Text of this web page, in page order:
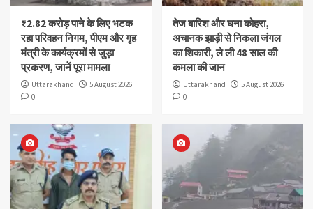
₹2.82 करोड़ पाने के लिए भटक
रहा परिवहन निगम, पीएम और गृह
मंत्री के कार्यक्रमों से जुड़ा
प्रकरण, जानें पूरा मामला
Uttarakhand
5 August 2026
0
तेज बारिश और घना कोहरा,
अचानक झाड़ी से निकला जंगल
का शिकारी, ले ली 48 साल की
कमला की जान
Uttarakhand
5 August 2026
0